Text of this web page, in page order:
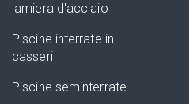
lamiera d'acciaio
Piscine interrate in
casseri
Piscine seminterrate